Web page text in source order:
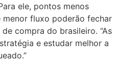
ele, pontos menos
fluxo poderão fechar
compra do brasileiro. “As
e estudar melhor a